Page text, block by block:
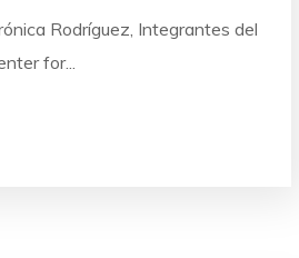
Rodríguez, Integrantes del
for...